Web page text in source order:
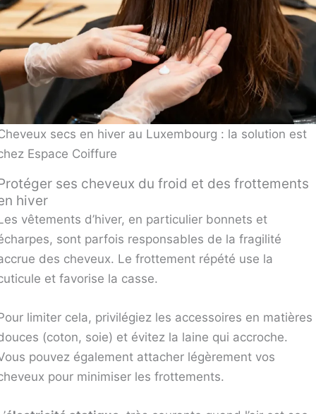
secs en hiver au Luxembourg : la solution est
Espace Coiffure
ses cheveux du froid et des frottements
hiver
vêtements d’hiver, en particulier bonnets et
sont parfois responsables de la fragilité
des cheveux. Le frottement répété use la
et favorise la casse.
limiter cela, privilégiez les accessoires en matières
(coton, soie) et évitez la laine qui accroche.
pouvez également attacher légèrement vos
pour minimiser les frottements.